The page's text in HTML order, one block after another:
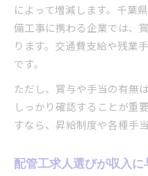
によって増減します。千葉
備工事に携わる企業では、
ります。交通費支給や残業
です。
ただし、賞与や手当の有無
しっかり確認することが重
すなら、昇給制度や各種手
配管工求人選びが収入